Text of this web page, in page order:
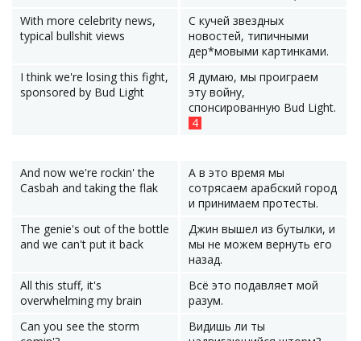
With more celebrity news,
typical bullshit views
С кучей звездных
новостей, типичными
дер*мовыми картинками.
I think we're losing this fight,
sponsored by Bud Light
Я думаю, мы проиграем
эту войну,
спонсированную Bud Light.
4
And now we're rockin' the
Сasbah and taking the flak
А в это время мы
сотрясаем арабский город
и принимаем протесты.
The genie's out of the bottle
and we can't put it back
Джин вышел из бутылки, и
мы не можем вернуть его
назад.
All this stuff, it's
overwhelming my brain
Всё это подавляет мой
разум.
Can you see the storm
Видишь ли ты